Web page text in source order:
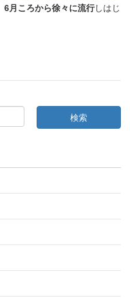
6月ころから徐々に流行しはじ